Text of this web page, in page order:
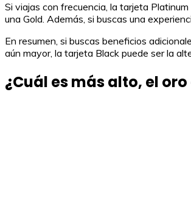
Si viajas con frecuencia, la tarjeta
una Gold. Además, si buscas una
En resumen, si buscas beneficios
aún mayor, la tarjeta Black puede ser la
¿Cuál es más alto, el